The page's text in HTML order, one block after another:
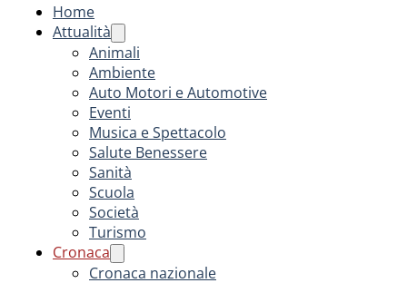
Home
Attualità
Animali
Ambiente
Auto Motori e Automotive
Eventi
Musica e Spettacolo
Salute Benessere
Sanità
Scuola
Società
Turismo
Cronaca
Cronaca nazionale